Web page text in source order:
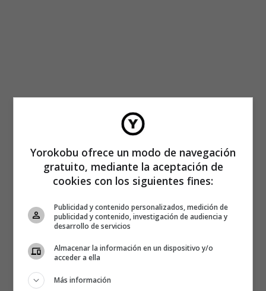
Yorokobu ofrece un modo de navegación
gratuito, mediante la aceptación de
cookies con los siguientes fines:
Publicidad y contenido personalizados, medición de
publicidad y contenido, investigación de audiencia y
desarrollo de servicios
Almacenar la información en un dispositivo y/o
acceder a ella
Más información